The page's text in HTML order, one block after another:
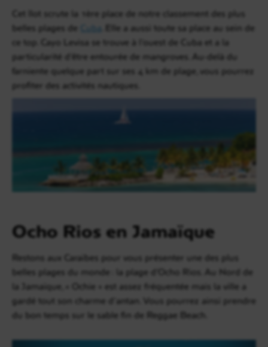
Cet îlot scrute la 1ère place de notre classement des plus
belles plages de
Cuba . Elle a aussi toute sa place au sein de
ce top. Cayo Levisa se trouve à l’ouest de Cuba et a la
particularité d’être entourée de mangroves. Au-delà du
farniente quelque part sur ses 4 km de plage, vous pourrez
profiter des activités nautiques.
Ocho Rios en Jamaïque
Restons aux Caraïbes pour vous présenter une des plus
belles plages du monde : la plage d’Ocho Rios. Au Nord de
la Jamaïque, « Ochie » est assez fréquentée mais la ville a
gardé tout son charme d’antan. Vous pourrez ainsi prendre
du bon temps sur le sable fin de Reggae Beach.